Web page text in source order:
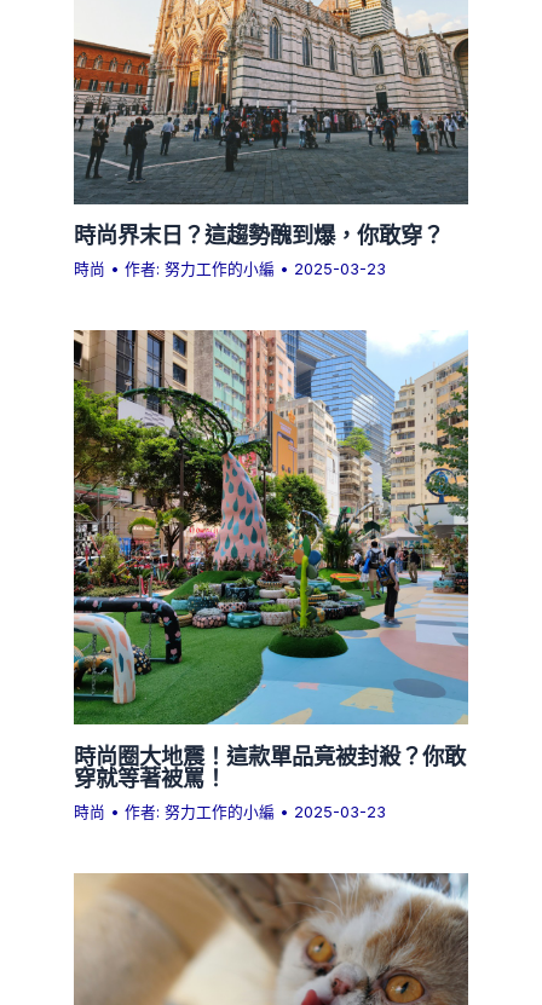
時尚界末日？這趨勢醜到爆，你敢穿？
時尚 • 作者:努力工作的小編 • 2025-03-23
時尚圈大地震！這款單品竟被封殺？你敢
穿就等著被罵！
時尚 • 作者:努力工作的小編 • 2025-03-23